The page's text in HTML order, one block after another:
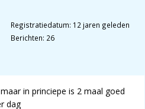
Registratiedatum: 12 jaren geleden
Berichten: 26
in princiepe is 2 maal goed
dag